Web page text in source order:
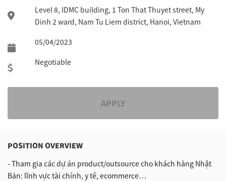
POSITION OVERVIEW
- Tham gia các dự án product/outsource cho khách hàng Nhật
Bản: lĩnh vực tài chính, y tế, ecommerce…
Level 8, IDMC building, 1 Ton That Thuyet street, My
Dinh 2 ward, Nam Tu Liem district, Hanoi, Vietnam
05/04/2023
Negotiable
APPLY